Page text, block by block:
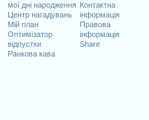
мої дні народження
Центр нагадувань
Мій план
Оптимізатор
відпустки
Ранкова кава
Контактна
інформація
Правова
інформація
Share